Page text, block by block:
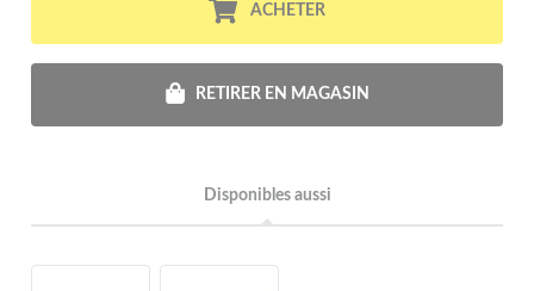
ACHETER
RETIRER EN MAGASIN
Disponibles aussi